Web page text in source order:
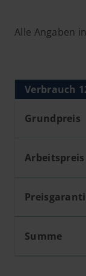
Alle Angaben
Verbrauch
Grundpreis
Arbeitspreis
Summe